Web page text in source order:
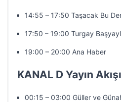
14:55 – 17:50 Taşacak Bu
17:50 – 19:00 Turgay
19:00 – 20:00 Ana Haber
KANAL D Yayın Akışı
00:15 – 03:00 Güller ve